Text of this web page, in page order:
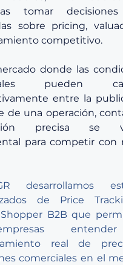
tomar
sobre pricing,
competitivo.
donde las
pueden
entre la
de una operación,
precisa se
para competir con
desarrollamos
de Price
B2B que
real de
comerciales en el